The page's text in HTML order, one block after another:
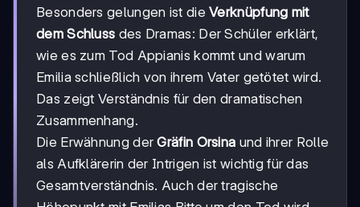
Besonders gelungen ist dieVerknüpfung mit
dem Schluss des Dramas: Der Schüler erklärt,
wie es zum Tod Appianis kommt und warum
Emilia schließlich von ihrem Vater getötet wird.
Das zeigt Verständnis für den dramatischen
Zusammenhang.
Die Erwähnung derGräfin Orsina und ihrer Rolle
als Aufklärerin der Intrigen ist wichtig für das
Gesamtverständnis. Auch der tragische